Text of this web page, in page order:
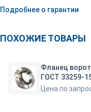
Подробнее о гарантии
ПОХОЖИЕ ТОВАРЫ
Фланец
ГОСТ 33259-
Цена по